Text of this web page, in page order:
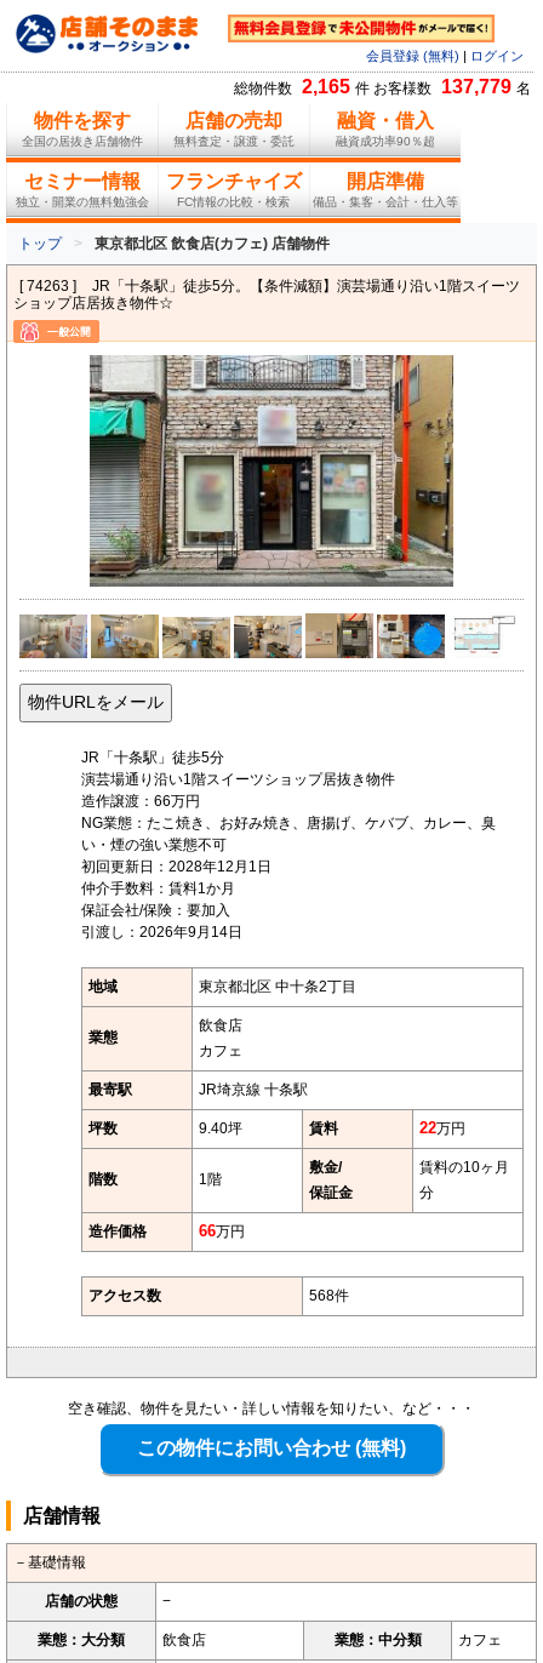
会員登録 (無料) ログイン
総物件数 2,165 件 お客様数 137,779 名
物件を探す
全国の居抜き店舗物件
店舗の売却
無料査定・譲渡・委託
融資・借入
融資成功率90％超
セミナー情報
独立・開業の無料勉強会
フランチャイズ
FC情報の比較・検索
開店準備
備品・集客・会計・仕入等
トップ 東京都北区 飲食店(カフェ) 店舗物件
[ 74263 ]
JR「十条駅」徒歩5分。【条件減額】演芸場通り沿い1階スイーツ
ショップ店居抜き物件☆
JR「十条駅」徒歩5分
演芸場通り沿い1階スイーツショップ居抜き物件
造作譲渡：66万円
NG業態：たこ焼き、お好み焼き、唐揚げ、ケバブ、カレー、臭
い・煙の強い業態不可
初回更新日：2028年12月1日
仲介手数料：賃料1か月
保証会社/保険：要加入
引渡し：2026年9月14日
地域 東京都北区 中十条2丁目
業態
飲食店
カフェ
最寄駅 JR埼京線 十条駅
坪数 9.40坪 賃料 22万円
階数 1階
敷金/
保証金
賃料の10ヶ月
分
造作価格 66万円
アクセス数 568件
空き確認、物件を見たい・詳しい情報を知りたい、など・・・
店舗情報
－基礎情報
店舗の状態 −
業態：大分類 飲食店 業態：中分類 カフェ